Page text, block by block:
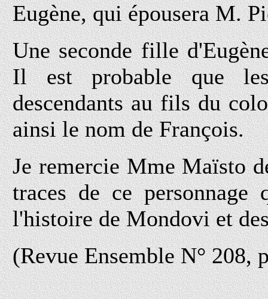
Eugène, qui épousera M.
Une seconde fille
Il est probable que
descendants au fils du
ainsi le nom de François.
Je remercie Mme Maïsto
traces de ce
l'histoire de Mondovi et
(Revue Ensemble N° 208,